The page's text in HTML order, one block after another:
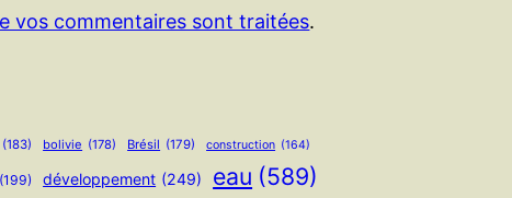
vos commentaires sont traitées.
(183) bolivie (178) Brésil (179) construction (164)
(199) développement (249) eau (589)